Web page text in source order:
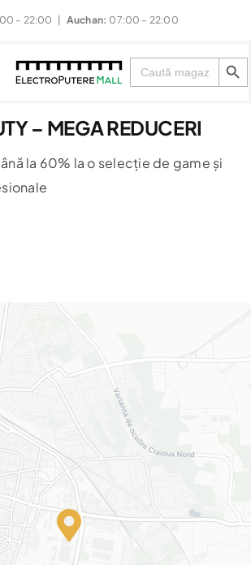
– 22:00 | Auchan: 07:00 – 22:00
Search
for:
Search Button
– MEGA REDUCERI
la 60% la o selecție de game și